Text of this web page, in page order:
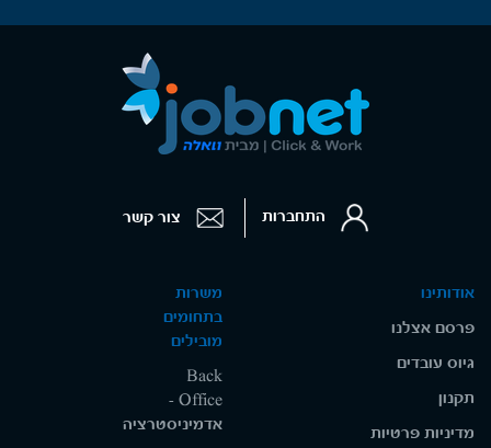
אודותינו
פרסם אצלנו
גיוס עובדים
תקנון
מדיניות פרטיות
משרות
בתחומים
מובילים
Back
Office -
אדמיניסטרציה